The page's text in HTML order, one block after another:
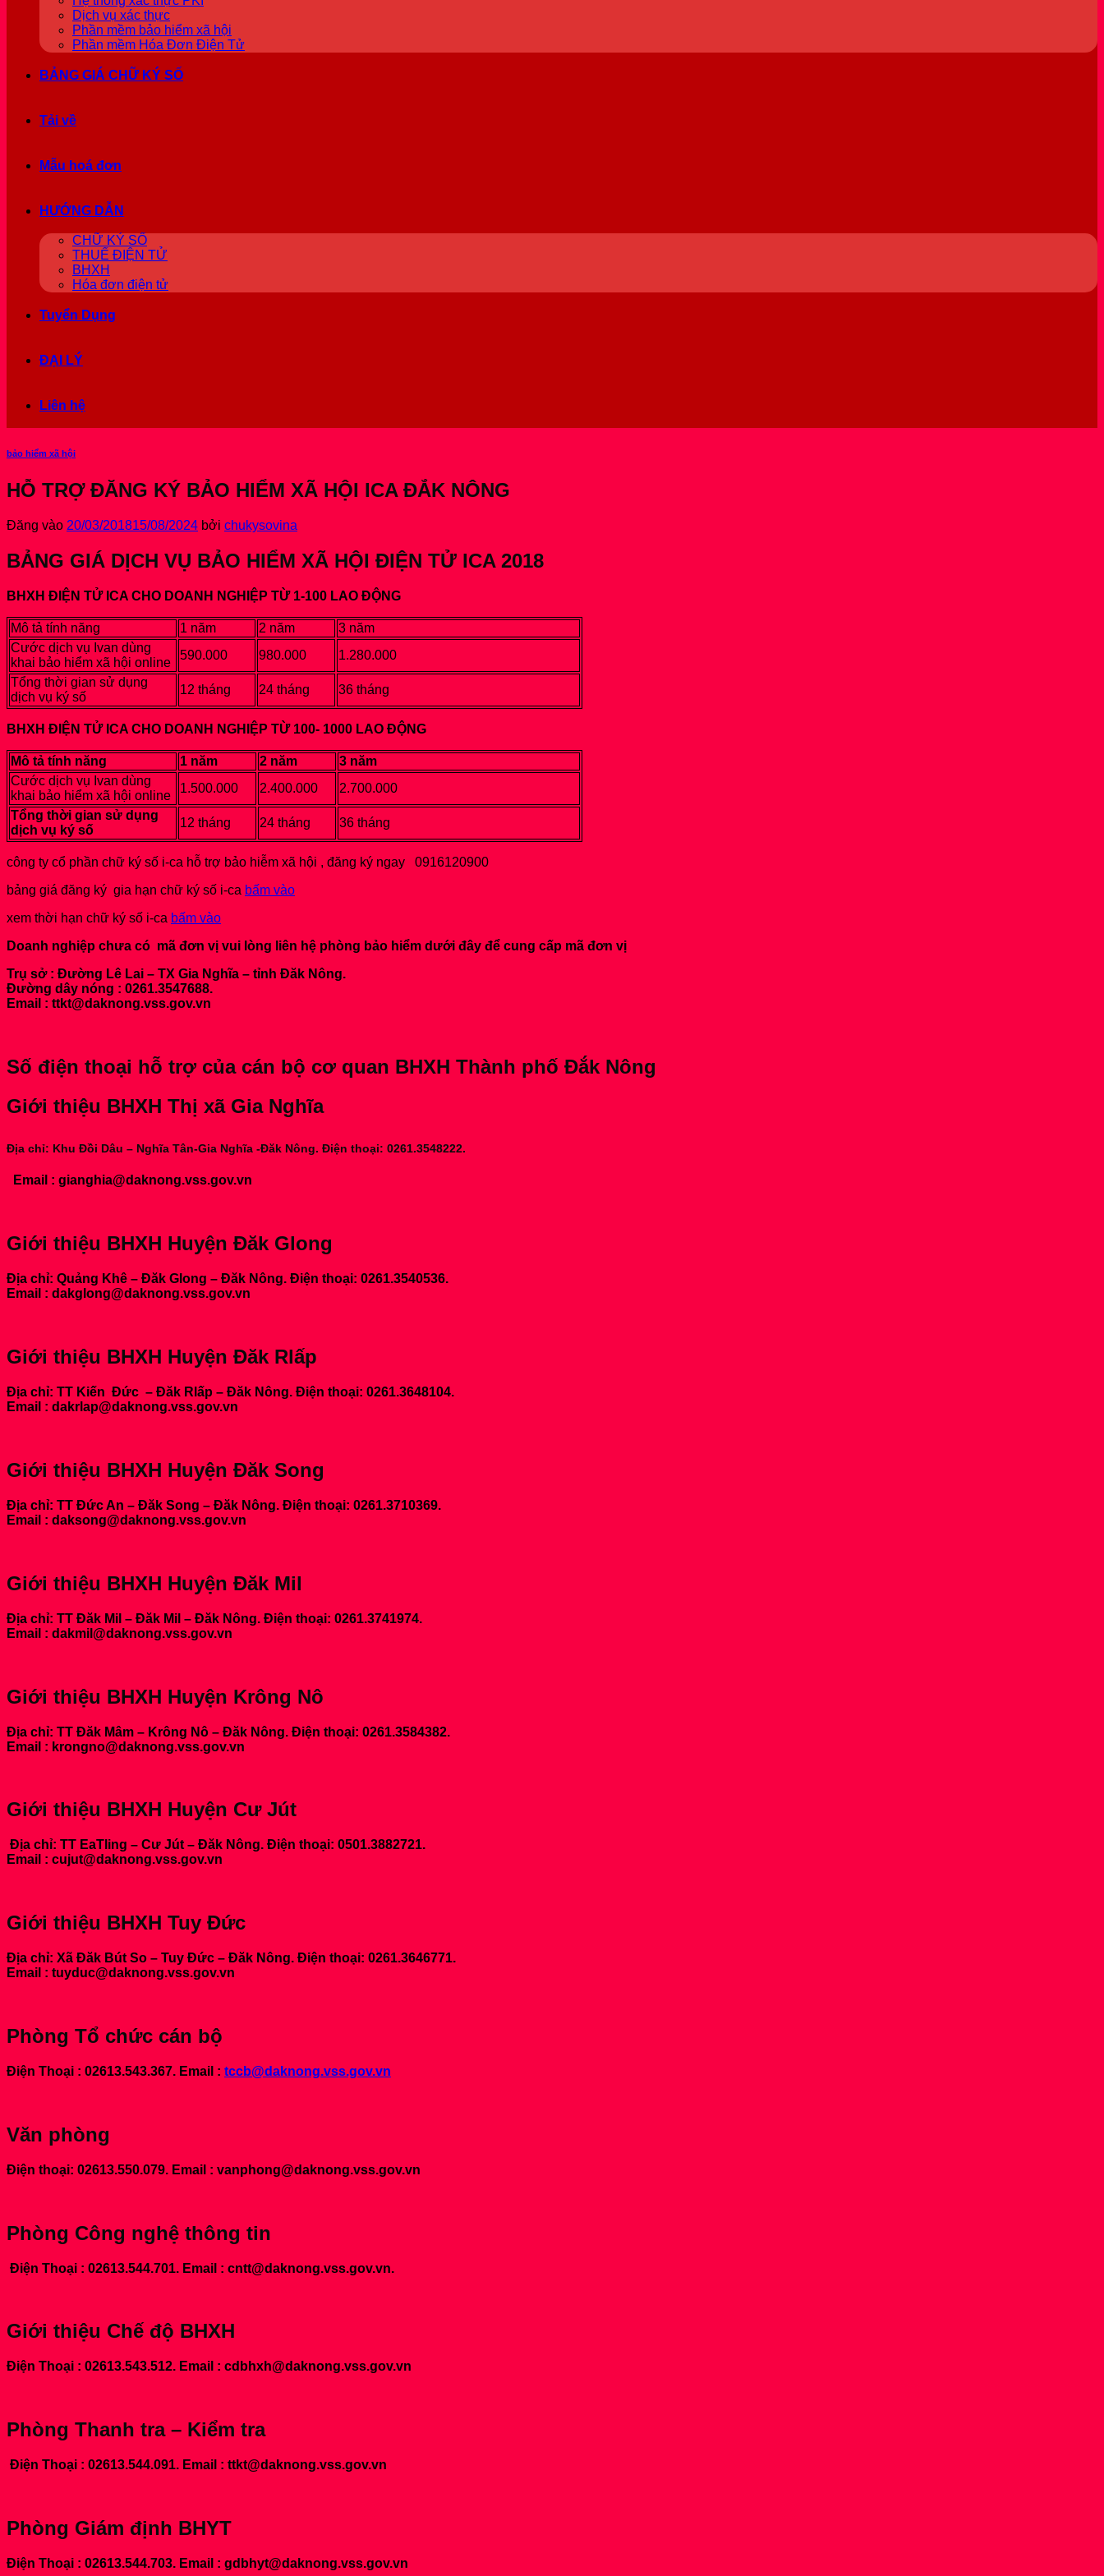
Dịch vụ xác thực
Phần mềm bảo hiểm xã hội
Phần mềm Hóa Đơn Điện Tử
BẢNG GIÁ CHỮ KÝ SỐ
Tải về
Mẫu hoá đơn
HƯỚNG DẪN
CHỮ KÝ SỐ
THUẾ ĐIỆN TỬ
BHXH
Hóa đơn điện tử
Tuyển Dụng
ĐẠI LÝ
Liên hệ
bảo hiểm xã hội
HỖ TRỢ ĐĂNG KÝ BẢO HIỂM XÃ HỘI ICA ĐẮK NÔNG
Đăng vào 20/03/201815/08/2024 bởi chukysovina
BẢNG GIÁ DỊCH VỤ BẢO HIỂM XÃ HỘI ĐIỆN TỬ ICA 2018
BHXH ĐIỆN TỬ ICA CHO DOANH NGHIỆP TỪ 1-100 LAO ĐỘNG
Mô tả tính năng 1 năm 2 năm
3 năm
Cước dịch vụ Ivan dùng
khai bảo hiểm xã hội online
590.000 980.000
1.280.000
Tổng thời gian sử dụng
dịch vụ ký số
12 tháng 24 tháng 36 tháng
BHXH ĐIỆN TỬ ICA CHO DOANH NGHIỆP TỪ 100- 1000 LAO ĐỘNG
Mô tả tính năng 1 năm 2 năm
3 năm
Cước dịch vụ Ivan dùng
khai bảo hiểm xã hội online
1.500.000 2.400.000
2.700.000
Tổng thời gian sử dụng
dịch vụ ký số
12 tháng 24 tháng 36 tháng
công ty cổ phần chữ ký số i-ca hỗ trợ bảo hiễm xã hội , đăng ký ngay 0916120900
bảng giá đăng ký gia hạn chữ ký số i-ca bấm vào
xem thời hạn chữ ký số i-ca bấm vào
Doanh nghiệp chưa có mã đơn vị vui lòng liên hệ phòng bảo hiểm dưới đây để cung cấp mã đơn vị
Trụ sở : Đường Lê Lai – TX Gia Nghĩa – tỉnh Đăk Nông.
Đường dây nóng : 0261.3547688.
Email : ttkt@daknong.vss.gov.vn
Số điện thoại hỗ trợ của cán bộ cơ quan BHXH Thành phố Đắk Nông
Giới thiệu BHXH Thị xã Gia Nghĩa
Địa chỉ: Khu Đồi Dâu – Nghĩa Tân-Gia Nghĩa -Đăk Nông. Điện thoại: 0261.3548222.
Email : gianghia@daknong.vss.gov.vn
Giới thiệu BHXH Huyện Đăk Glong
Địa chỉ: Quảng Khê – Đăk Glong – Đăk Nông. Điện thoại: 0261.3540536.
Email : dakglong@daknong.vss.gov.vn
Giới thiệu BHXH Huyện Đăk Rlấp
Địa chỉ: TT Kiến Đức – Đăk Rlấp – Đăk Nông. Điện thoại: 0261.3648104.
Email : dakrlap@daknong.vss.gov.vn
Giới thiệu BHXH Huyện Đăk Song
Địa chỉ: TT Đức An – Đăk Song – Đăk Nông. Điện thoại: 0261.3710369.
Email : daksong@daknong.vss.gov.vn
Giới thiệu BHXH Huyện Đăk Mil
Địa chỉ: TT Đăk Mil – Đăk Mil – Đăk Nông. Điện thoại: 0261.3741974.
Email : dakmil@daknong.vss.gov.vn
Giới thiệu BHXH Huyện Krông Nô
Địa chỉ: TT Đăk Mâm – Krông Nô – Đăk Nông. Điện thoại: 0261.3584382.
Email : krongno@daknong.vss.gov.vn
Giới thiệu BHXH Huyện Cư Jút
Địa chỉ: TT EaTling – Cư Jút – Đăk Nông. Điện thoại: 0501.3882721.
Email : cujut@daknong.vss.gov.vn
Giới thiệu BHXH Tuy Đức
Địa chỉ: Xã Đăk Bút So – Tuy Đức – Đăk Nông. Điện thoại: 0261.3646771.
Email : tuyduc@daknong.vss.gov.vn
Phòng Tổ chức cán bộ
Điện Thoại : 02613.543.367. Email : tccb@daknong.vss.gov.vn
Văn phòng
Điện thoại: 02613.550.079. Email : vanphong@daknong.vss.gov.vn
Phòng Công nghệ thông tin
Điện Thoại : 02613.544.701. Email : cntt@daknong.vss.gov.vn.
Giới thiệu Chế độ BHXH
Điện Thoại : 02613.543.512. Email : cdbhxh@daknong.vss.gov.vn
Phòng Thanh tra – Kiểm tra
Điện Thoại : 02613.544.091. Email : ttkt@daknong.vss.gov.vn
Phòng Giám định BHYT
Điện Thoại : 02613.544.703. Email : gdbhyt@daknong.vss.gov.vn